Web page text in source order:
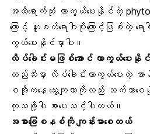
အထိရောက်ဆုံး ကာကွယ်ပေးနိုင်တဲ့
ကြောင့် ကူးစက်ရောဂါပိုးကြောင့်ဖြစ်တဲ့ ရ
ကွယ်ပေးနိုင်မှာပါ။
လိပ်ခေါင်းမဖြစ်အောင် ကာကွယ်ပေး
တည်သီးမှာ လိပ်ခေါင်းကာကွယ်ပေးတဲ့ အာ
စအိုကနေ သွေးကျတာကိုလည်း သက်သာ
ကုသဖို့ပါ စားပေးသင့်ပါတယ်။
အစာခြေစနစ် ကို ကျန်းမာစေတယ်